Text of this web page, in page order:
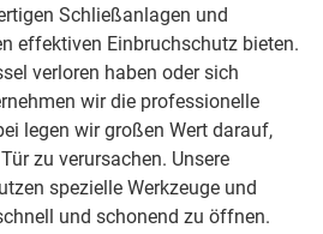
Schließanlagen und
effektiven Einbruchschutz bieten.
verloren haben oder sich
wir die professionelle
legen wir großen Wert darauf,
zu verursachen. Unsere
spezielle Werkzeuge und
und schonend zu öffnen.